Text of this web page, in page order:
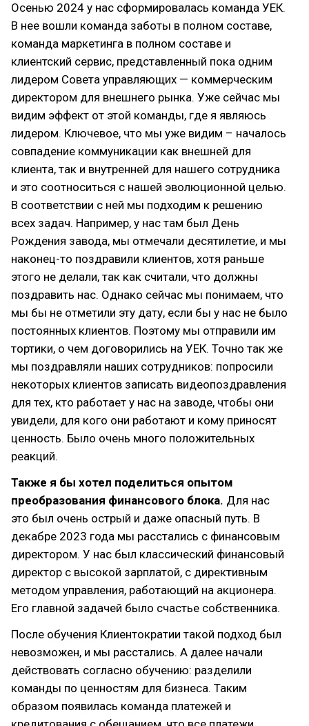
Осенью 2024 у нас сформировалась команда УЕК.
В нее вошли команда заботы в полном составе,
команда маркетинга в полном составе и
клиентский сервис, представленный пока одним
лидером Совета управляющих — коммерческим
директором для внешнего рынка. Уже сейчас мы
видим эффект от этой команды, где я являюсь
лидером. Ключевое, что мы уже видим – началось
совпадение коммуникации как внешней для
клиента, так и внутренней для нашего сотрудника
и это соотноситься с нашей эволюционной целью.
В соответствии с ней мы подходим к решению
всех задач. Например, у нас там был День
Рождения завода, мы отмечали десятилетие, и мы
наконец-то поздравили клиентов, хотя раньше
этого не делали, так как считали, что должны
поздравить нас. Однако сейчас мы понимаем, что
мы бы не отметили эту дату, если бы у нас не было
постоянных клиентов. Поэтому мы отправили им
тортики, о чем договорились на УЕК. Точно так же
мы поздравляли наших сотрудников: попросили
некоторых клиентов записать видеопоздравления
для тех, кто работает у нас на заводе, чтобы они
увидели, для кого они работают и кому приносят
ценность. Было очень много положительных
реакций.
Также я бы хотел поделиться опытом
преобразования финансового блока. Для нас
это был очень острый и даже опасный путь. В
декабре 2023 года мы расстались с финансовым
директором. У нас был классический финансовый
директор с высокой зарплатой, с директивным
методом управления, работающий на акционера.
Его главной задачей было счастье собственника.
После обучения Клиентократии такой подход был
невозможен, и мы расстались. А далее начали
действовать согласно обучению: разделили
команды по ценностям для бизнеса. Таким
образом появилась команда платежей и